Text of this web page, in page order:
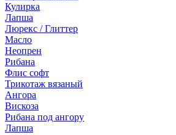
Кулирка
Лапша
Люрекс / Глиттер
Масло
Неопрен
Рибана
Флис софт
Трикотаж вязаный
Ангора
Вискоза
Рибана под ангору
Лапша